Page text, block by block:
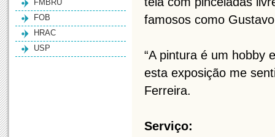
FMBRU
FOB
HRAC
USP
famosos como
“A pintura é um hobby
esta exposição me
Ferreira.
Serviço: